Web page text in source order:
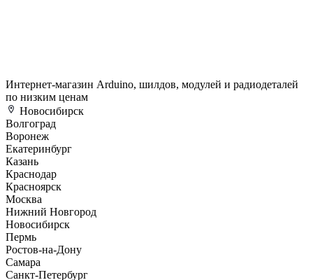
Интернет-магазин Arduino, шилдов, модулей и радиодеталей
по низким ценам
Новосибирск
Волгоград
Воронеж
Екатеринбург
Казань
Краснодар
Красноярск
Москва
Нижний Новгород
Новосибирск
Пермь
Ростов-на-Дону
Самара
Санкт-Петербург